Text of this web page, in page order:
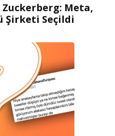
Meta,
Şirketi Seçildi